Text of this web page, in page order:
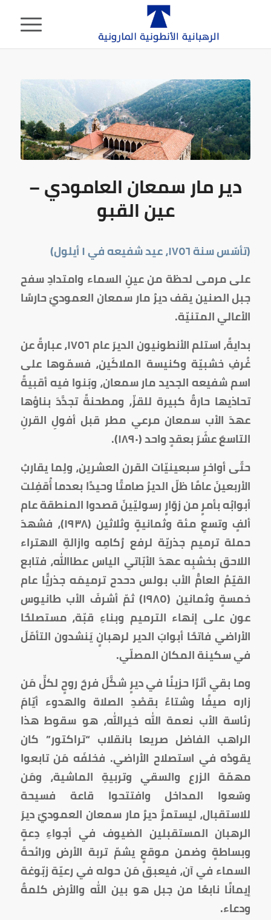
دير مار سمعان العامودي –
عين القبو
(تأسّس سنة١٧٥٦، عيد شفيعه في١أيلول)
على مرمى لحظة من عينِ السماء وامتدادِ سفح
جبل الصنين يقف ديرُ مار سمعان العموديّ حارسًا
الأعالي المتنيّة.
بدايةً، استلم الأنطونيون الديرَ عام ١٧٥٦، عبارةً عن
غُرفِ خشبيّة وكنيسة الملاكَين، فسمّوها على
اسم شفيعه الجديد مار سمعان، وبَنوا فيه أقبيةً
تحاذيها حارةٌ كبيرة للقزّ، ومطحنةً تجدَّدَ بناؤها
عهدَ الأب سمعان مرعي مطر قبل أفولِ القرنِ
التاسعَ عشَرَ بعقدٍ واحد (١٨٩٠).
حتّى أواخرِ سبعينيّات القرن العشرين، ولِما يقاربُ
الأربعينَ عامًا ظلّ الديرُ صامتًا وحيدًا بعدما أُقفِلت
أبوابُه بأمرٍ من زوّارٍ رسوليّينَ قصدوا المنطقة عام
ألفٍ وتسعِ مئة وثمانيةٍ وثلاثين (١٩٣٨)، فشهدَ
حملة ترميم جذريّة لرفع رُكامِه وازالةِ الاهتراء
اللاحق بخشبِه عهدَ الأبّاتي الياس عطاالله، فتابع
القيّمُ العامُّ الأب بولس دحدح ترميمَه جذريًّا عام
خمسةٍ وثمانين (١٩٨٥) ثمّ أشرفَ الأب طانيوس
عون على إنهاء الترميم وبناءِ قبّة، مستصلحًا
الأراضي فاتحًا أبوابَ الدير لرهبانٍ يَنشدون التأمّلَ
في سكينة المكان المصلّي.
وما بقي أثرًا حزينًا في ديرٍ شكَّلَ فرحَ روحٍ لكلِّ مَن
زاره صيفًا وشتاءً بقصْدِ الصلاة والهدوء أيّامَ
رئاسة الأب نعمة الله خيرالله، هو سقوط هذا
الراهب الفاضل صريعا بانقلاب “تراكتور” كان
يقودُه في استصلاح الأراضي. فخلفَه مَن تابعوا
مهمّة الزرع والسقي وتربيةِ الماشية، ومَن
وسّعوا المداخل وافتتحوا قاعة فسيحة
للاستقبال، ليستمرَّ ديرُ مار سمعان العموديّ ديرَ
الرهبان المستقبلين الضيوف في أجواءِ دِعةٍ
وبساطةٍ وضمن موقعٍ يشمّ تربة الأرض ورائحةَ
السماء في آن، فيعبق مَن حوله في رعيّة زبّوغة
إيمانًا نابعًا من جبل هو بين الله والأرض كلمةٌ
ودعاء.